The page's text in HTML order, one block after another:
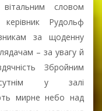
словом
Рудольф
за щоденну
– за увагу й
Збройним
у залі
мирне небо над